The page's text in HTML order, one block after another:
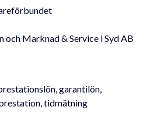
Marknad & Service i Syd AB
garantilön,
tidmätning